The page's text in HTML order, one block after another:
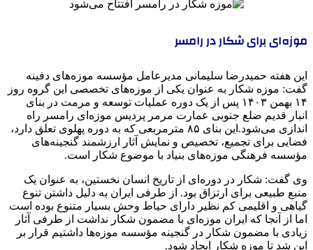
موزه‌ای برای شکار در رامسر
این هفته حمیدرضا سلیمانی مدیرعامل مؤسسه موزه‌های دفینه
گفت: موزه شکار به عنوان یکی از موزه‌های تخصصی این گروه روز
۱۴ بهمن
پس از یک دوره عملیات توسعه و مرمت در بنای
انبار قدیم ضلع جنوبی عمارت مرمر پردیس موزه‌ای رامسر راه
اندازی می‌شود.این بنای ۸۵ مترمربعی که به دوره پهلوی تعلق دارد،
فضایی برای تجمیع، تخصیص و نمایش آثار ارزشمند گنجینه‌های
مؤسسه فرهنگی موزه‌های بنیاد با موضوع شکار است.
وی گفت: شکار در دوره‌ای از تاریخ انسان نخستین، به عنوان یک
منبع طبیعی برای ارتزاق بود. از طرفی ایران به دلیل داشتن تنوع
گیاهی و اقلیمی کم نظیر دارای حیاط وحش بسیار متنوع بوده است
اما از آنجا که ایران موزه‌ای با مضمون شکار نداشت از طرفی آثار
زیادی با مضمون شکار در گنجینه مؤسسه موزه‌ها داشتیم قرار بر
این شد تا موزه شکار ایجاد شود.